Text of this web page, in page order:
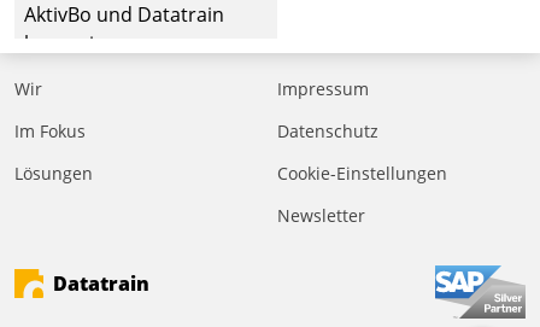
AktivBo und Datatrain
kooperieren –
profitieren: Die nahtlose
Integration der Lösungen
Datatrain ermöglicht
Mieterbefragungen – eine
starke Grundlage für
Wir
Im Fokus
Lösungen
Impressum
Datenschutz
Cookie-Einstellungen
Newsletter
Datatrain